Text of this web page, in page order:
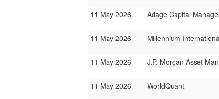
11 May 2026 Adage Capital
11 May 2026 Millennium
11 May 2026 J.P. Morgan Asset
11 May 2026 WorldQuant